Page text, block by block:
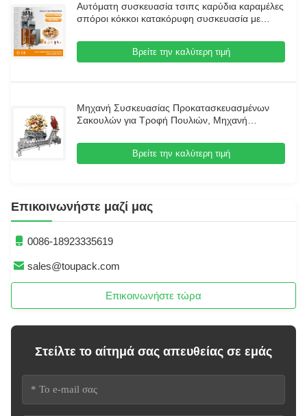
Αυτόματη συσκευασία τσιπς καρύδια καραμέλες
σπόροι κόκκοι κατακόρυφη συσκευασία με
Βρείτε την καλύτερη τιμή
Μηχανή Συσκευασίας Προκατασκευασμένων
Σακουλών για Τροφή Πουλιών, Μηχανή
Πολυλειτουργικός Εξοπλισμός Συσκευασίας
Κόκκων, Μηχανή Ζύγισης Πολλαπλών Κεφαλών
Βρείτε την καλύτερη τιμή
Επικοινωνήστε μαζί μας
0086-18923335619
sales@toupack.com
Επικοινωνήστε τώρα
Στείλτε το αίτημά σας απευθείας σε εμάς